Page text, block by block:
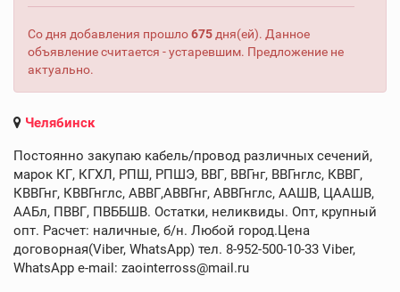
Со дня добавления прошло675 дня(ей). Данное
объявление считается - устаревшим. Предложение не
актуально.
Челябинск
Постоянно закупаю кабель/провод различных сечений,
марок КГ, КГХЛ, РПШ, РПШЭ, ВВГ, ВВГнг, ВВГнглс, КВВГ,
КВВГнг, КВВГнглс, АВВГ,АВВГнг, АВВГнглс, ААШВ, ЦААШВ,
ААБл, ПВВГ, ПВББШВ. Остатки, неликвиды. Опт, крупный
опт. Расчет: наличные, б/н. Любой город.Цена
договорная(Viber, WhatsApp) тел. 8-952-500-10-33 Viber,
WhatsApp e-mail: zaointerross@mail.ru